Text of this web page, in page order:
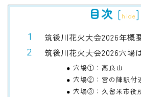
目次 [hide]
筑後川花火大会2026年概
筑後川花火大会2026穴場
穴場①：高良山
穴場②：宮の陣駅付
穴場③：久留米市役